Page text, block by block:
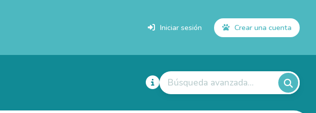
Iniciar sesión Crear una cuenta
Búsqueda avanzada...